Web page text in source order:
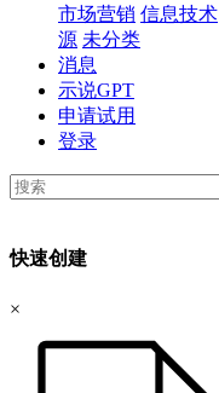
市场营销 信息技术
源 未分类
消息
示说GPT
申请试用
登录
快速创建
×